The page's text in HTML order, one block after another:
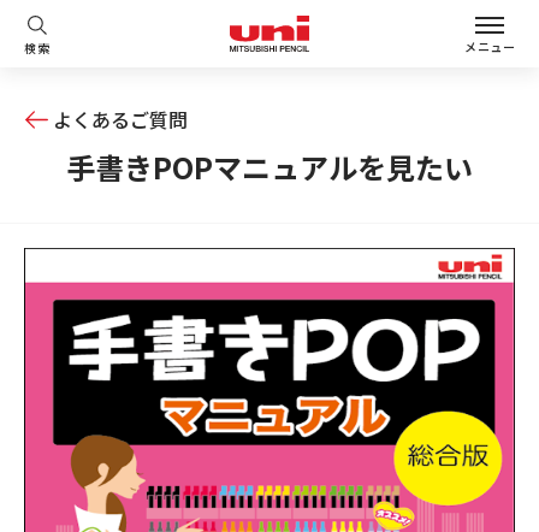
検索 メニュー
よくあるご質問
手書きPOPマニュアルを見たい